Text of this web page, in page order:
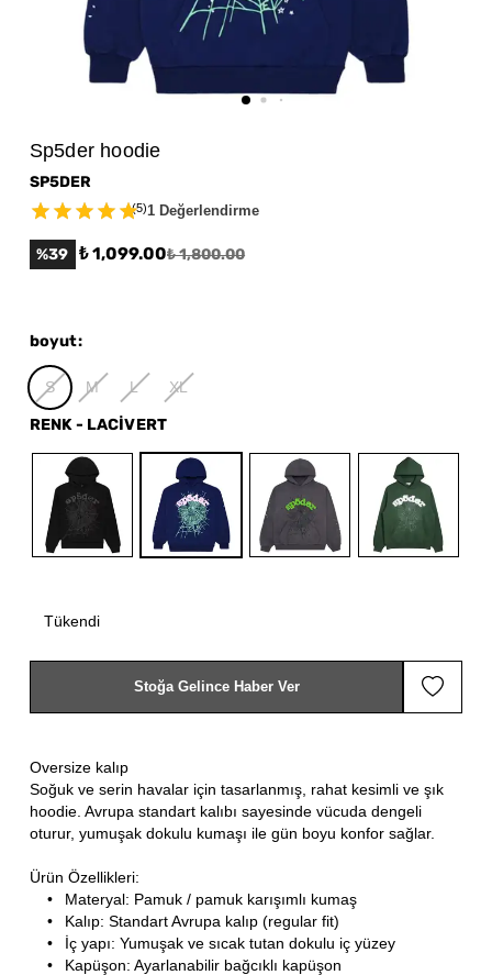
Sp5der hoodie
SP5DER
(5)1 Değerlendirme
%39 ₺ 1,099.00₺ 1,800.00
Oversize kalıp
Soğuk ve serin havalar için tasarlanmış, rahat kesimli ve şık
hoodie. Avrupa standart kalıbı sayesinde vücuda dengeli
oturur, yumuşak dokulu kumaşı ile gün boyu konfor sağlar.
Ürün Özellikleri:
•
Materyal: Pamuk / pamuk karışımlı kumaş
•
Kalıp: Standart Avrupa kalıp (regular fit)
•
İç yapı: Yumuşak ve sıcak tutan dokulu iç yüzey
•
Kapüşon: Ayarlanabilir bağcıklı kapüşon
boyut:
S M L XL
RENK- LACİVERT
Tükendi
Stoğa Gelince Haber Ver